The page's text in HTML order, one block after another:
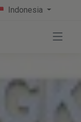
Indonesia